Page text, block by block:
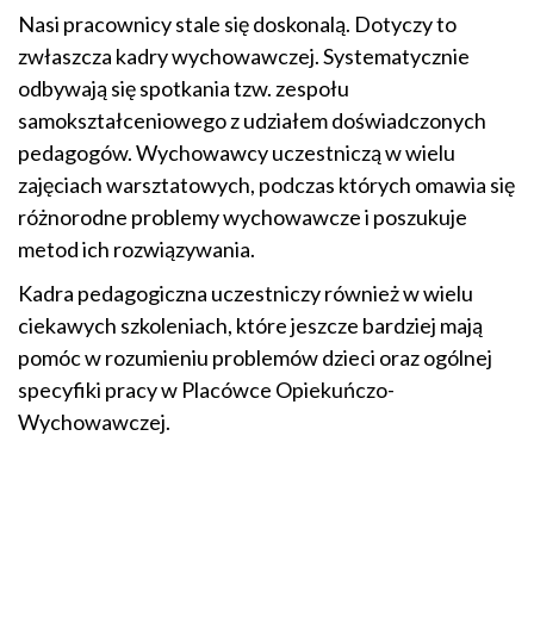
Nasi pracownicy stale się doskonalą. Dotyczy to
zwłaszcza kadry wychowawczej. Systematycznie
odbywają się spotkania tzw. zespołu
samokształceniowego z udziałem doświadczonych
pedagogów. Wychowawcy uczestniczą w wielu
zajęciach warsztatowych, podczas których omawia się
różnorodne problemy wychowawcze i poszukuje
metod ich rozwiązywania.
Kadra pedagogiczna uczestniczy również w wielu
ciekawych szkoleniach, które jeszcze bardziej mają
pomóc w rozumieniu problemów dzieci oraz ogólnej
specyfiki pracy w Placówce Opiekuńczo-
Wychowawczej.